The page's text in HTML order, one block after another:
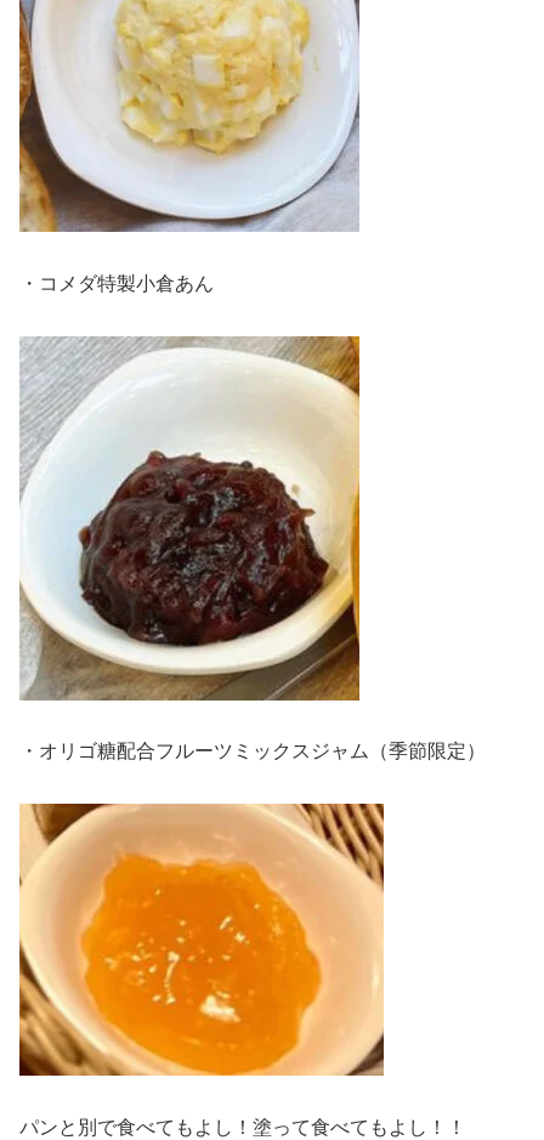
・コメダ特製小倉あん
・オリゴ糖配合フルーツミックスジャム（季節限定）
パンと別で食べてもよし！塗って食べてもよし！！